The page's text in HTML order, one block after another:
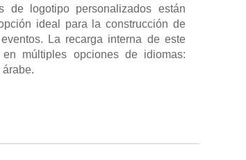
de logotipo personalizados están
ideal para la construcción de
La recarga interna de este
múltiples opciones de idiomas: